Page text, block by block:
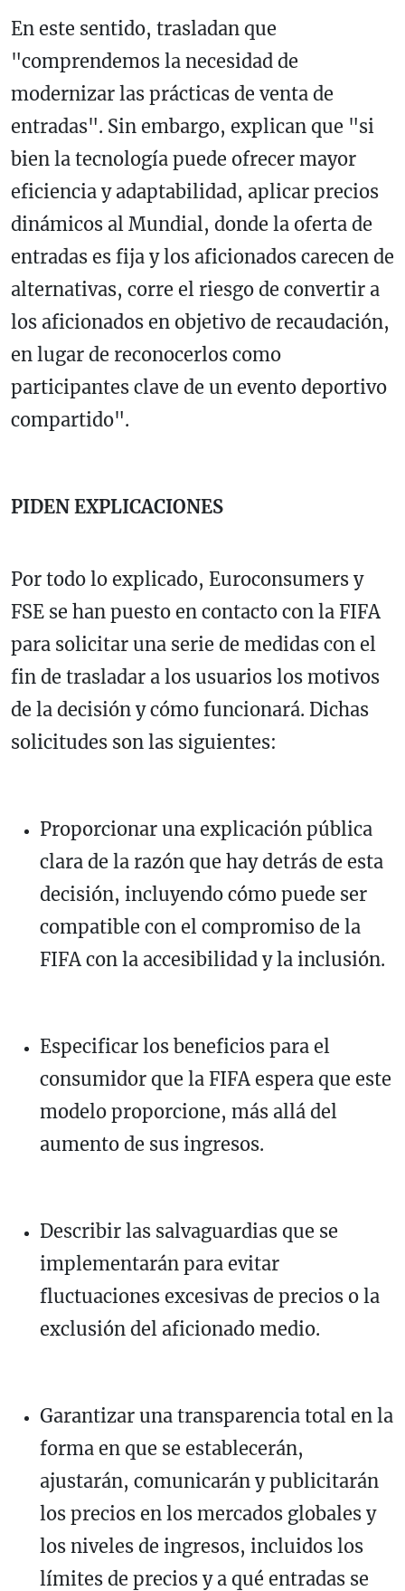
En este sentido, trasladan que
"comprendemos la necesidad de
modernizar las prácticas de venta de
entradas". Sin embargo, explican que "si
bien la tecnología puede ofrecer mayor
eficiencia y adaptabilidad, aplicar precios
dinámicos al Mundial, donde la oferta de
entradas es fija y los aficionados carecen de
alternativas, corre el riesgo de convertir a
los aficionados en objetivo de recaudación,
en lugar de reconocerlos como
participantes clave de un evento deportivo
compartido".
PIDEN EXPLICACIONES
Por todo lo explicado, Euroconsumers y
FSE se han puesto en contacto con la FIFA
para solicitar una serie de medidas con el
fin de trasladar a los usuarios los motivos
de la decisión y cómo funcionará. Dichas
solicitudes son las siguientes:
Proporcionar una explicación pública
clara de la razón que hay detrás de esta
decisión, incluyendo cómo puede ser
compatible con el compromiso de la
FIFA con la accesibilidad y la inclusión.
Especificar los beneficios para el
consumidor que la FIFA espera que este
modelo proporcione, más allá del
aumento de sus ingresos.
Describir las salvaguardias que se
implementarán para evitar
fluctuaciones excesivas de precios o la
exclusión del aficionado medio.
Garantizar una transparencia total en la
forma en que se establecerán,
ajustarán, comunicarán y publicitarán
los precios en los mercados globales y
los niveles de ingresos, incluidos los
límites de precios y a qué entradas se